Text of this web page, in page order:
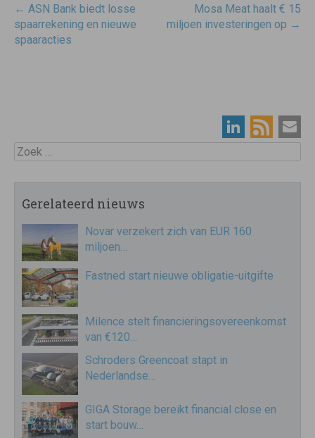
Post
navigatie
← ASN Bank biedt losse
spaarrekening en nieuwe
spaaracties
Mosa Meat haalt € 15
miljoen investeringen op →
Zoek
Gerelateerd nieuws
Novar verzekert zich van EUR 160
miljoen…
Fastned start nieuwe obligatie-uitgifte
Milence stelt financieringsovereenkomst
van €120…
Schroders Greencoat stapt in
Nederlandse…
GIGA Storage bereikt financial close en
start bouw…